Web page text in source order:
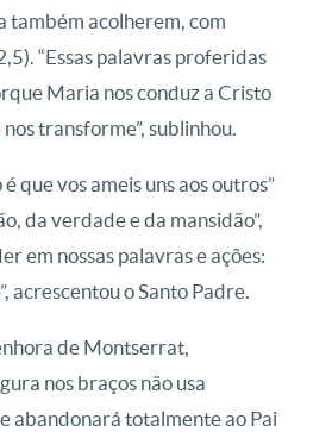
também acolherem, com
“Essas palavras proferidas
Maria nos conduz a Cristo
transforme”, sublinhou.
que vos ameis uns aos outros”
da verdade e da mansidão”,
em nossas palavras e ações:
acrescentou o Santo Padre.
de Montserrat,
nos braços não usa
abandonará totalmente ao Pai